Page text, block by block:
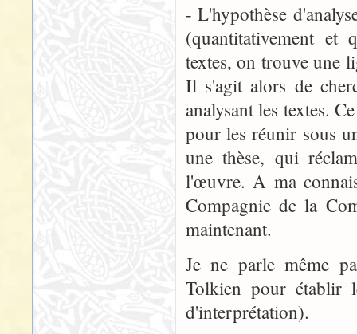
- L'hypothèse
(quantitativement et
textes, on trouve une
Il s'agit alors de
analysant les textes.
pour les réunir sous
une thèse, qui
l'œuvre. A ma
Compagnie de la
maintenant.
Je ne parle même
Tolkien pour établir
d'interprétation).